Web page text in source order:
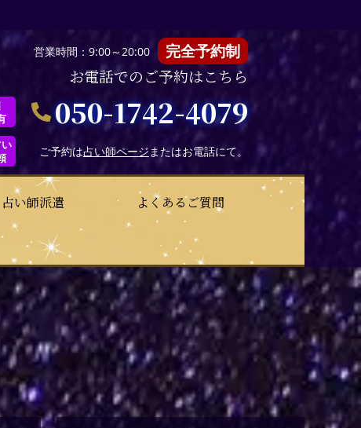
営業時間：9:00～20:00 完全予約制
お電話でのご予約はこちら
050-1742-4079
ご予約は占い師ページまたはお電話にて。
占い師派遣
よくあるご質問